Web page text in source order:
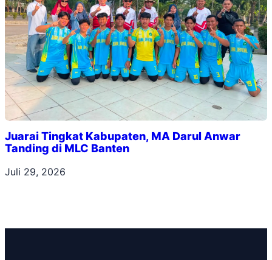
Juarai Tingkat Kabupaten, MA Darul Anwar
Tanding di MLC Banten
Juli 29, 2026